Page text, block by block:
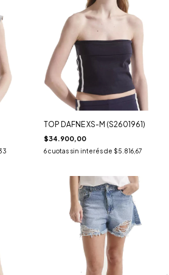
TOP DAFNE XS-M (S2601961)
$34.900,00
6 cuotas sin interés de $5.816,67